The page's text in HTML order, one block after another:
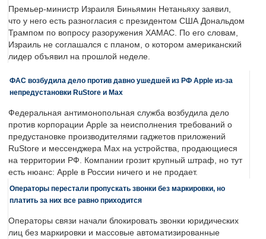
Премьер-министр Израиля Биньямин Нетаньяху заявил,
что у него есть разногласия с президентом США Дональдом
Трампом по вопросу разоружения ХАМАС. По его словам,
Израиль не соглашался с планом, о котором американский
лидер объявил на прошлой неделе.
ФАС возбудила дело против давно ушедшей из РФ Apple из-за
непредустановки RuStore и Max
Федеральная антимонопольная служба возбудила дело
против корпорации Apple за неисполнения требований о
предустановке производителями гаджетов приложений
RuStore и мессенджера Max на устройства, продающиеся
на территории РФ. Компании грозит крупный штраф, но тут
есть нюанс: Apple в России ничего и не продает.
Операторы перестали пропускать звонки без маркировки, но
платить за них все равно приходится
Операторы связи начали блокировать звонки юридических
лиц без маркировки и массовые автоматизированные